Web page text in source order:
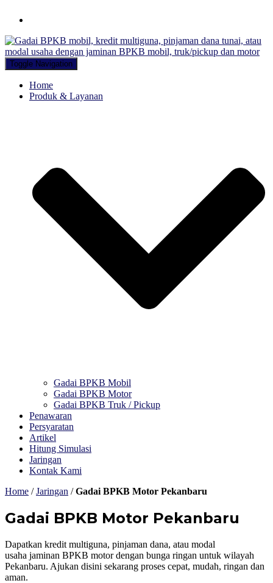
Toggle Navigation
Home
Produk & Layanan
Gadai BPKB Mobil
Gadai BPKB Motor
Gadai BPKB Truk / Pickup
Penawaran
Persyaratan
Artikel
Hitung Simulasi
Jaringan
Kontak Kami
Home /Jaringan /Gadai BPKB Motor Pekanbaru
Gadai BPKB Motor Pekanbaru
Dapatkan kredit multiguna, pinjaman dana, atau modal
usaha jaminan BPKB motor dengan bunga ringan untuk wilayah
Pekanbaru. Ajukan disini sekarang proses cepat, mudah, ringan dan
aman.